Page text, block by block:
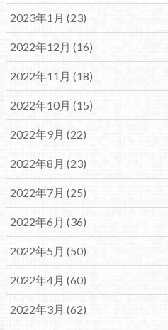
2023年1月 (23)
2022年12月 (16)
2022年11月 (18)
2022年10月 (15)
2022年9月 (22)
2022年8月 (23)
2022年7月 (25)
2022年6月 (36)
2022年5月 (50)
2022年4月 (60)
2022年3月 (62)